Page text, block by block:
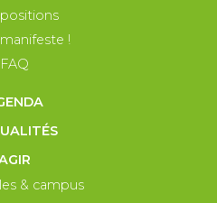
!
FAQ
& campus